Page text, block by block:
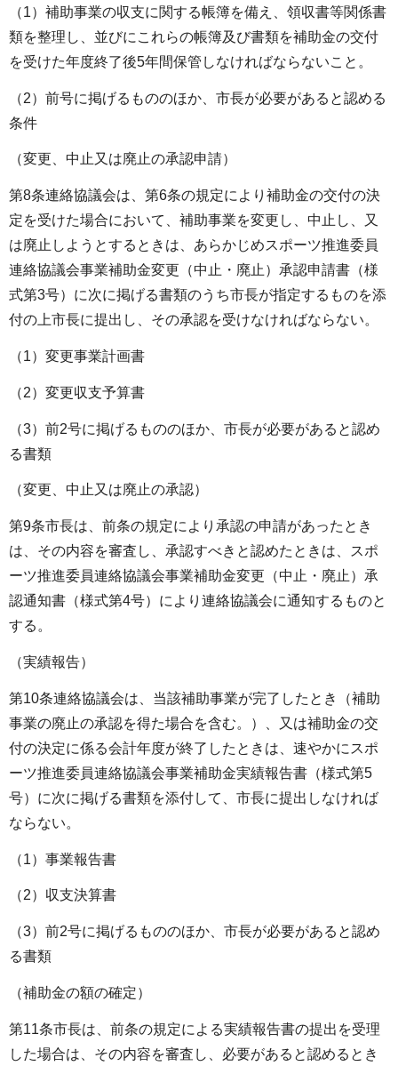
（1）補助事業の収支に関する帳簿を備え、領収書等関係書
類を整理し、並びにこれらの帳簿及び書類を補助金の交付
を受けた年度終了後5年間保管しなければならないこと。
（2）前号に掲げるもののほか、市長が必要があると認める
条件
（変更、中止又は廃止の承認申請）
第8条連絡協議会は、第6条の規定により補助金の交付の決
定を受けた場合において、補助事業を変更し、中止し、又
は廃止しようとするときは、あらかじめスポーツ推進委員
連絡協議会事業補助金変更（中止・廃止）承認申請書（様
式第3号）に次に掲げる書類のうち市長が指定するものを添
付の上市長に提出し、その承認を受けなければならない。
（1）変更事業計画書
（2）変更収支予算書
（3）前2号に掲げるもののほか、市長が必要があると認め
る書類
（変更、中止又は廃止の承認）
第9条市長は、前条の規定により承認の申請があったとき
は、その内容を審査し、承認すべきと認めたときは、スポ
ーツ推進委員連絡協議会事業補助金変更（中止・廃止）承
認通知書（様式第4号）により連絡協議会に通知するものと
する。
（実績報告）
第10条連絡協議会は、当該補助事業が完了したとき（補助
事業の廃止の承認を得た場合を含む。）、又は補助金の交
付の決定に係る会計年度が終了したときは、速やかにスポ
ーツ推進委員連絡協議会事業補助金実績報告書（様式第5
号）に次に掲げる書類を添付して、市長に提出しなければ
ならない。
（1）事業報告書
（2）収支決算書
（3）前2号に掲げるもののほか、市長が必要があると認め
る書類
（補助金の額の確定）
第11条市長は、前条の規定による実績報告書の提出を受理
した場合は、その内容を審査し、必要があると認めるとき